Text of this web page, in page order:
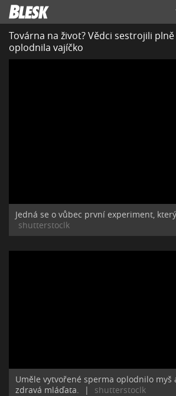
Továrna na život? Vědci sestrojili
oplodnila vajíčko
Jedná se o vůbec první experiment,
shutterstoclk
Uměle vytvořené sperma oplodnilo myš
zdravá mláďata.
| shutterstoclk